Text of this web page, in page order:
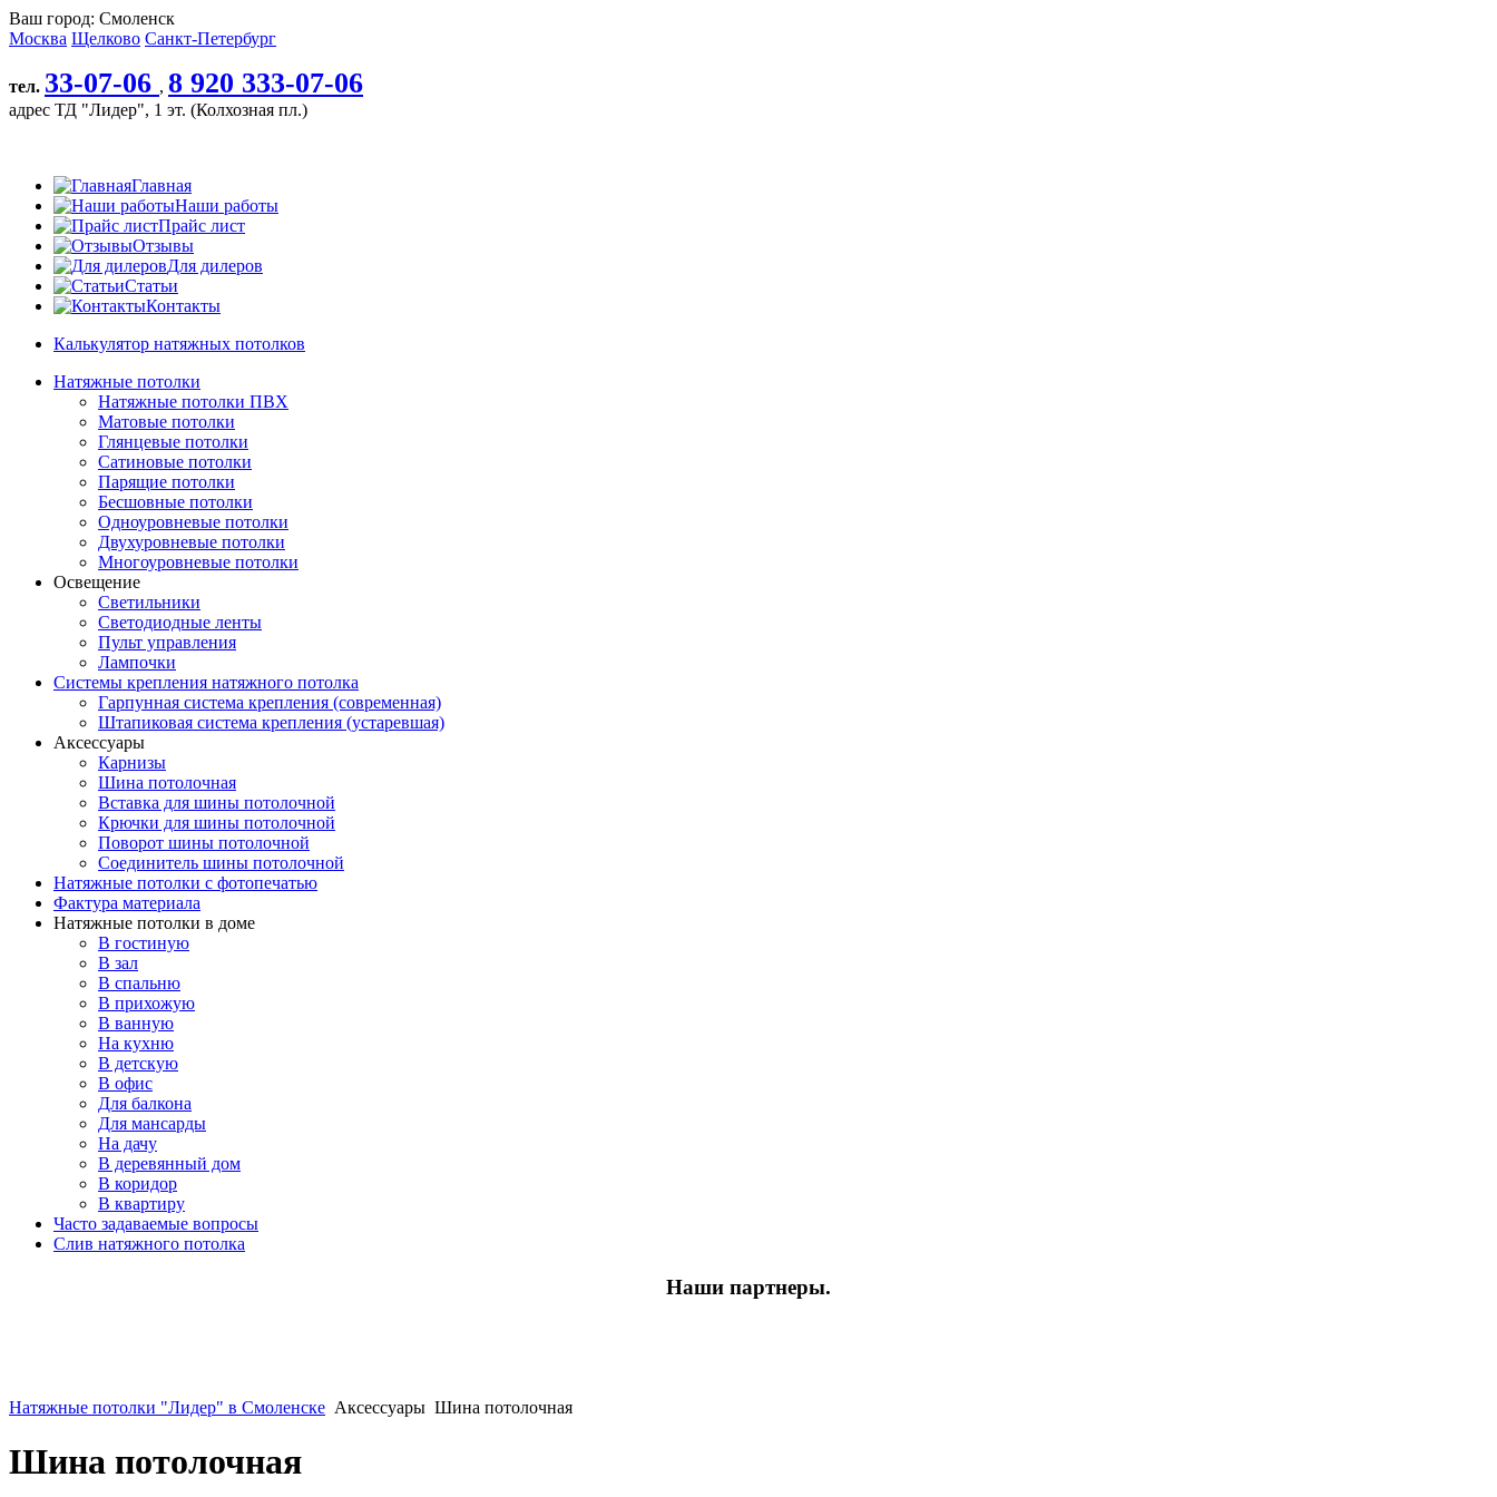
Ваш город: Смоленск
Москва Щелково Санкт-Петербург
тел. 33-07-06 , 8 920 333-07-06
адрес ТД "Лидер", 1 эт. (Колхозная пл.)
Главная
Наши работы
Прайс лист
Отзывы
Для дилеров
Cтатьи
Контакты
Калькулятор натяжных потолков
Натяжные потолки
Натяжные потолки ПВХ
Матовые потолки
Глянцевые потолки
Сатиновые потолки
Парящие потолки
Бесшовные потолки
Одноуровневые потолки
Двухуровневые потолки
Многоуровневые потолки
Освещение
Светильники
Светодиодные ленты
Пульт управления
Лампочки
Системы крепления натяжного потолка
Гарпунная система крепления (современная)
Штапиковая система крепления (устаревшая)
Аксессуары
Карнизы
Шина потолочная
Вставка для шины потолочной
Крючки для шины потолочной
Поворот шины потолочной
Соединитель шины потолочной
Натяжные потолки с фотопечатью
Фактура материала
Натяжные потолки в доме
В гостиную
В зал
В спальню
В прихожую
В ванную
На кухню
В детскую
В офис
Для балкона
Для мансарды
На дачу
В деревянный дом
В коридор
В квартиру
Часто задаваемые вопросы
Слив натяжного потолка
Наши партнеры.
Натяжные потолки "Лидер" в Смоленске Аксессуары Шина потолочная
Шина потолочная